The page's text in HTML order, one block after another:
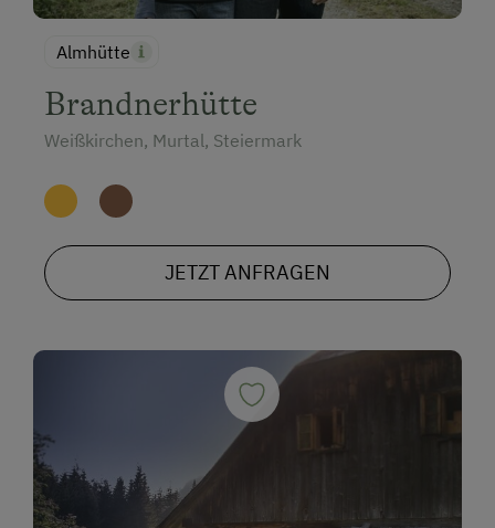
Almhütte
Brandnerhütte
Weißkirchen, Murtal, Steiermark
JETZT ANFRAGEN